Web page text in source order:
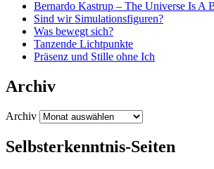
Bernardo Kastrup – The Universe Is A
Sind wir Simulationsfiguren?
Was bewegt sich?
Tanzende Lichtpunkte
Präsenz und Stille ohne Ich
Archiv
Archiv
Selbsterkenntnis-Seiten